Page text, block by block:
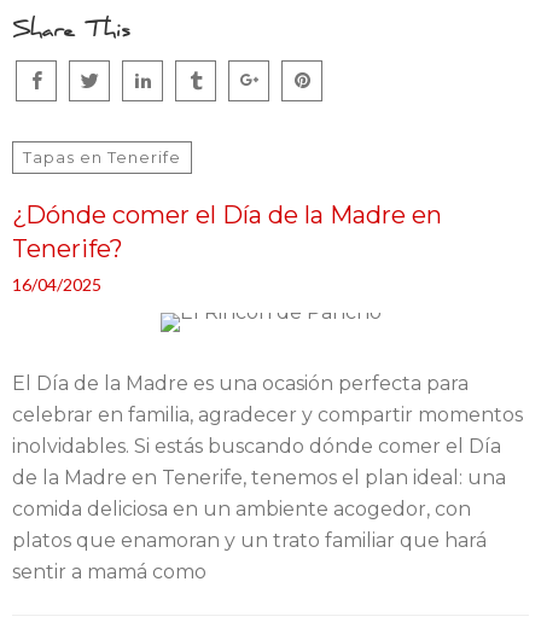
Share This
Tapas en Tenerife
¿Dónde comer el Día de la Madre en
Tenerife?
16/04/2025
El Día de la Madre es una ocasión perfecta para
celebrar en familia, agradecer y compartir momentos
inolvidables. Si estás buscando dónde comer el Día
de la Madre en Tenerife, tenemos el plan ideal: una
comida deliciosa en un ambiente acogedor, con
platos que enamoran y un trato familiar que hará
sentir a mamá como